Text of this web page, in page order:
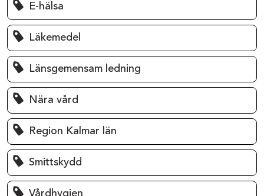
E-hälsa
Läkemedel
Länsgemensam ledning
Nära vård
Region Kalmar län
Smittskydd
Vårdhygien